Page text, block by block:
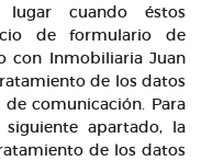
cuando éstos
de formulario de
con Inmobiliaria Juan
de los datos
comunicación. Para
apartado, la
de los datos